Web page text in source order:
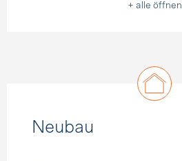
+ alle öffnen
Neubau